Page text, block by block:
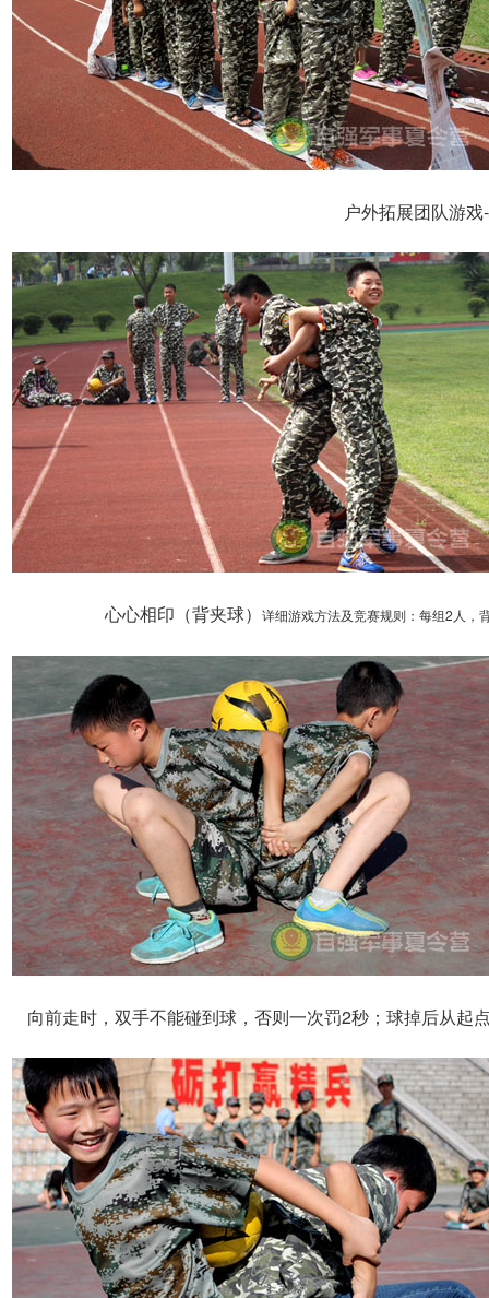
户外拓展团队游
心心相印（背夹球） 详细游戏方法及竞赛规则： 每组2人，
向前走时，双手不能碰到球，否则一次罚2秒；球掉后从